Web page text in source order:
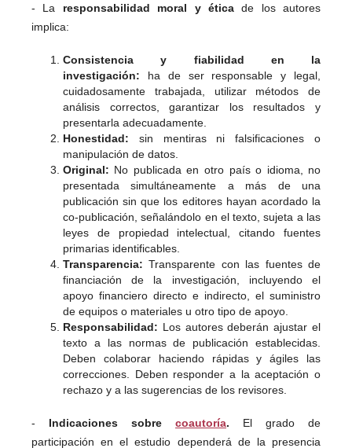
- La responsabilidad moral y éticade los autores
implica:
Consistencia y fiabilidad en la
investigación: ha de ser responsable y legal,
cuidadosamente trabajada, utilizar métodos de
análisis correctos, garantizar los resultados y
presentarla adecuadamente.
Honestidad: sin mentiras ni falsificaciones o
manipulación de datos.
Original: No publicada en otro país o idioma, no
presentada simultáneamente a más de una
publicación sin que los editores hayan acordado la
co-publicación, señalándolo en el texto, sujeta a las
leyes de propiedad intelectual, citando fuentes
primarias identificables.
Transparencia:Transparente con las fuentes de
financiación de la investigación, incluyendo el
apoyo financiero directo e indirecto, el suministro
de equipos o materiales u otro tipo de apoyo.
Responsabilidad: Los autores deberán ajustar el
texto a las normas de publicación establecidas.
Deben colaborar haciendo rápidas y ágiles las
correcciones. Deben responder a la aceptación o
rechazo y a las sugerencias de los revisores.
- Indicaciones sobrecoautoría. El grado de
participación en el estudio dependerá de la presencia